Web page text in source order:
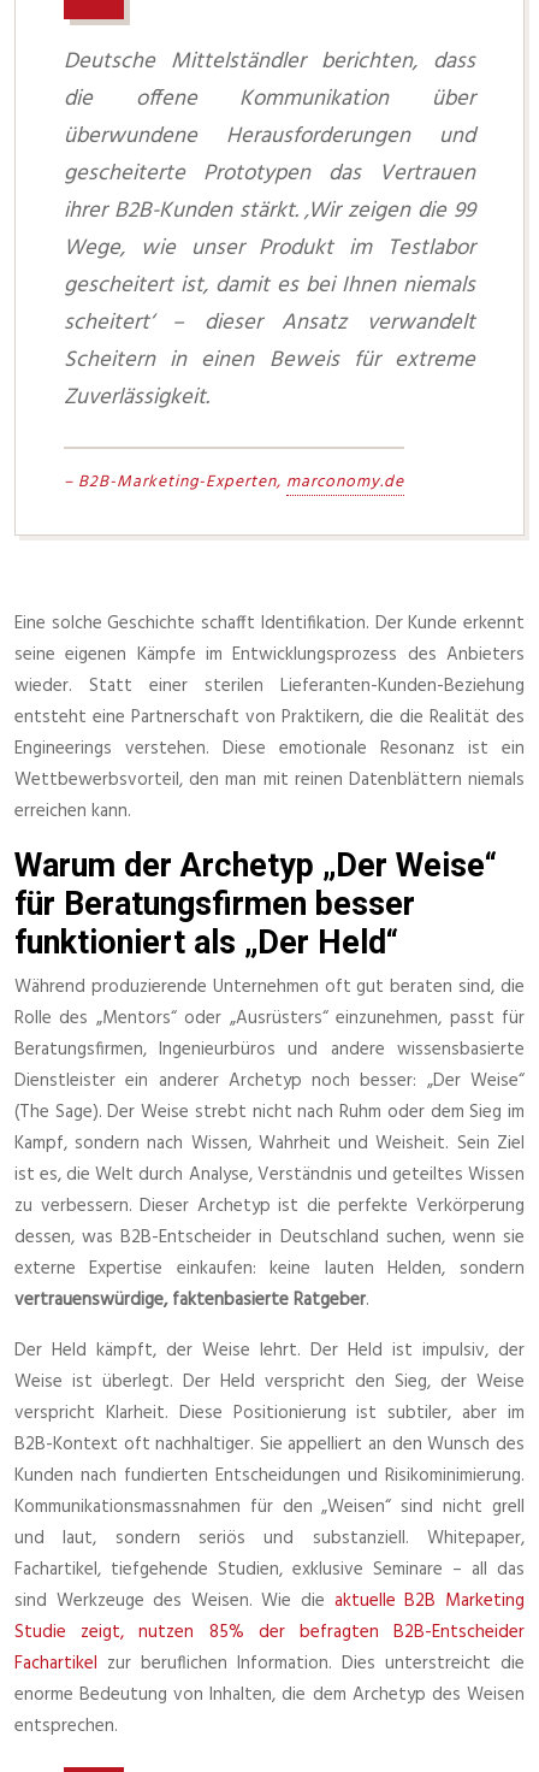
Deutsche Mittelständler berichten, dass
die offene Kommunikation über
überwundene Herausforderungen und
gescheiterte Prototypen das Vertrauen
ihrer B2B-Kunden stärkt. ‚Wir zeigen die 99
Wege, wie unser Produkt im Testlabor
gescheitert ist, damit es bei Ihnen niemals
scheitert‘ – dieser Ansatz verwandelt
Scheitern in einen Beweis für extreme
Zuverlässigkeit.
– B2B-Marketing-Experten, marconomy.de
Eine solche Geschichte schafft Identifikation. Der Kunde erkennt
seine eigenen Kämpfe im Entwicklungsprozess des Anbieters
wieder. Statt einer sterilen Lieferanten-Kunden-Beziehung
entsteht eine Partnerschaft von Praktikern, die die Realität des
Engineerings verstehen. Diese emotionale Resonanz ist ein
Wettbewerbsvorteil, den man mit reinen Datenblättern niemals
erreichen kann.
Warum der Archetyp „Der Weise“
für Beratungsfirmen besser
funktioniert als „Der Held“
Während produzierende Unternehmen oft gut beraten sind, die
Rolle des „Mentors“ oder „Ausrüsters“ einzunehmen, passt für
Beratungsfirmen, Ingenieurbüros und andere wissensbasierte
Dienstleister ein anderer Archetyp noch besser: „Der Weise“
(The Sage). Der Weise strebt nicht nach Ruhm oder dem Sieg im
Kampf, sondern nach Wissen, Wahrheit und Weisheit. Sein Ziel
ist es, die Welt durch Analyse, Verständnis und geteiltes Wissen
zu verbessern. Dieser Archetyp ist die perfekte Verkörperung
dessen, was B2B-Entscheider in Deutschland suchen, wenn sie
externe Expertise einkaufen: keine lauten Helden, sondern
vertrauenswürdige, faktenbasierte Ratgeber.
Der Held kämpft, der Weise lehrt. Der Held ist impulsiv, der
Weise ist überlegt. Der Held verspricht den Sieg, der Weise
verspricht Klarheit. Diese Positionierung ist subtiler, aber im
B2B-Kontext oft nachhaltiger. Sie appelliert an den Wunsch des
Kunden nach fundierten Entscheidungen und Risikominimierung.
Kommunikationsmassnahmen für den „Weisen“ sind nicht grell
und laut, sondern seriös und substanziell. Whitepaper,
Fachartikel, tiefgehende Studien, exklusive Seminare – all das
sind Werkzeuge des Weisen. Wie die aktuelle B2B Marketing
Studie zeigt, nutzen 85% der befragten B2B-Entscheider
Fachartikel zur beruflichen Information. Dies unterstreicht die
enorme Bedeutung von Inhalten, die dem Archetyp des Weisen
entsprechen.